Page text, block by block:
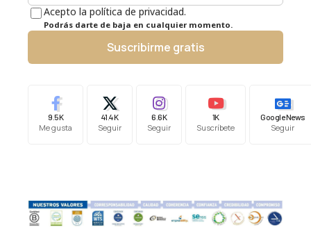
Acepto la política de privacidad.
Podrás darte de baja en cualquier momento.
Suscribirme gratis
9.5K
Me gusta
41.4K
Seguir
6.6K
Seguir
1K
Suscríbete
Google News
Seguir